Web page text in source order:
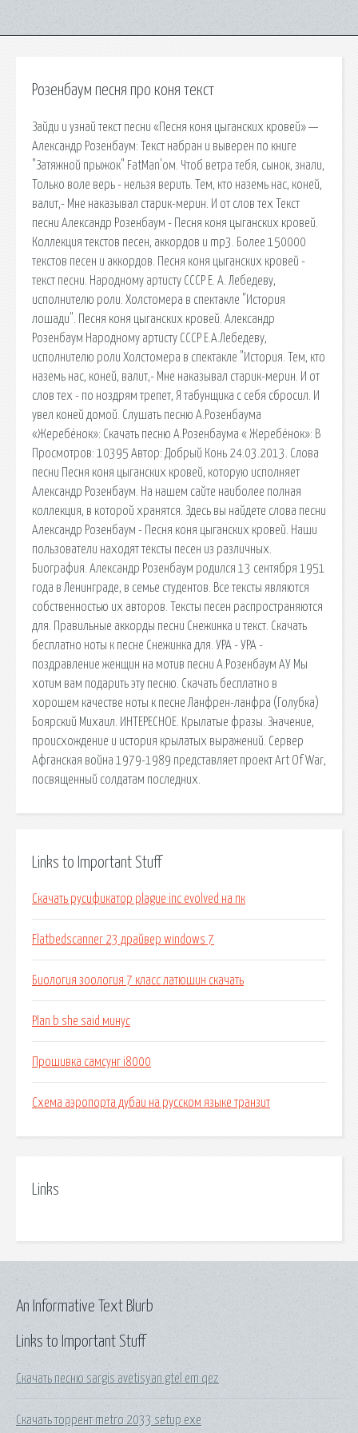
Розенбаум песня про коня текст
Зайди и узнай текст песни «Песня коня цыганских кровей» —
Александр Розенбаум: Текст набран и выверен по книге
"Затяжной прыжок" FatMan'ом. Чтоб ветра тебя, сынок, знали,
Только воле верь - нельзя верить. Тем, кто наземь нас, коней,
валит,- Мне наказывал старик-мерин. И от слов тех Текст
песни Александр Розенбаум - Песня коня цыганских кровей.
Коллекция текстов песен, аккордов и mp3. Более 150000
текстов песен и аккордов. Песня коня цыганских кровей -
текст песни. Народному артисту СССР Е. А. Лебедеву,
исполнителю роли. Холстомера в спектакле "История
лошади". Песня коня цыганских кровей. Александр
Розенбаум Народному артисту СССР Е.А.Лебедеву,
исполнителю роли Холстомера в спектакле "История. Тем, кто
наземь нас, коней, валит,- Мне наказывал старик-мерин. И от
слов тех - по ноздрям трепет, Я табунщика с себя сбросил. И
увел коней домой. Слушать песню А.Розенбаума
«Жеребёнок»: Скачать песню А.Розенбаума « Жеребёнок»: В
Просмотров: 10395 Автор: Добрый Конь 24.03.2013. Слова
песни Песня коня цыганских кровей, которую исполняет
Александр Розенбаум. На нашем сайте наиболее полная
коллекция, в которой хранятся. Здесь вы найдете слова песни
Александр Розенбаум - Песня коня цыганских кровей. Наши
пользователи находят тексты песен из различных.
Биография. Александр Розенбаум родился 13 сентября 1951
года в Ленинграде, в семье студентов. Все тексты являются
собственностью их авторов. Тексты песен распространяются
для. Правильные аккорды песни Снежинка и текст. Скачать
бесплатно ноты к песне Снежинка для. УРА - УРА -
поздравление женщин на мотив песни А.Розенбаум АУ Мы
хотим вам подарить эту песню. Скачать бесплатно в
хорошем качестве ноты к песне Ланфрен-ланфра (Голубка)
Боярский Михаил. ИНТЕРЕСНОЕ. Крылатые фразы. Значение,
происхождение и история крылатых выражений. Сервер
Афганская война 1979-1989 представляет проект Art Of War,
посвященный солдатам последних.
Links to Important Stuff
Скачать русификатор plague inc evolved на пк
Flatbedscanner 23 драйвер windows 7
Биология зоология 7 класс латюшин скачать
Plan b she said минус
Прошивка самсунг i8000
Схема аэропорта дубаи на русском языке транзит
Links
Links to Important Stuff
Скачать песню sargis avetisyan gtel em qez
Скачать торрент metro 2033 setup exe
An Informative Text Blurb